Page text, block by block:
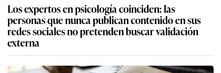
Los expertos en psicología coinciden: las
personas que nunca publican contenido en sus
redes sociales no pretenden buscar validación
externa